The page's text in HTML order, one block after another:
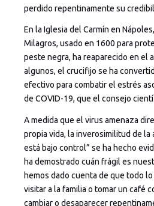
perdido repentinamente su
En la Iglesia del Carmín en
Milagros, usado en 1600 para
peste negra, ha reaparecido en el
algunos, el crucifijo se ha
efectivo para combatir el estrés
de COVID-19, que el consejo
A medida que el virus amenaza
propia vida, la inverosimilitud de la
está bajo control” se ha hecho
ha demostrado cuán frágil es
hemos dado cuenta de que todo
visitar a la familia o tomar un café
cambiar o desaparecer